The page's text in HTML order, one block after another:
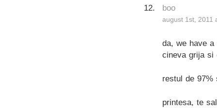
boo
august 1st, 2011
da, we have
cineva grija si
restul de 97%
printesa, te